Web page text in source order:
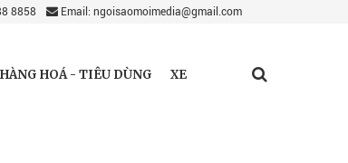
8858 Email: ngoisaomoimedia@gmail.com
HÀNG HOÁ - TIÊU DÙNG XE